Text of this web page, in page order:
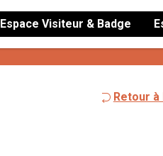
Espace Visiteur & Badge
Retour